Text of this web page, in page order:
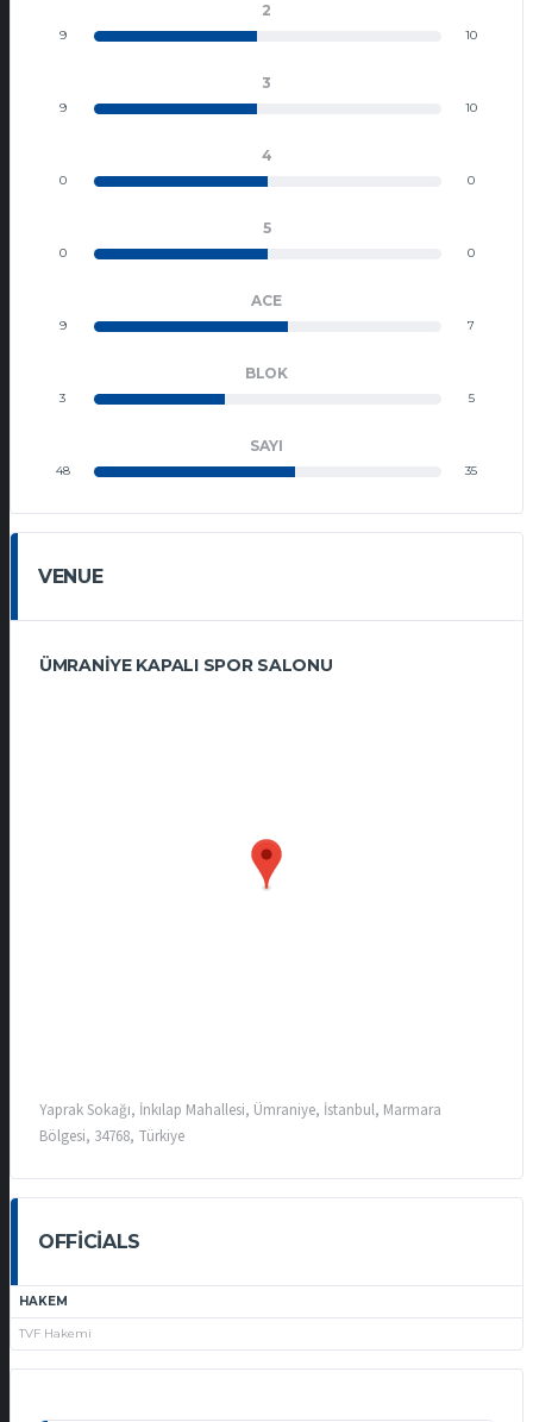
2
9 10
3
9 10
4
0 0
5
0 0
ACE
9 7
BLOK
3 5
SAYI
48 35
VENUE
ÜMRANIYE KAPALI SPOR SALONU
Yaprak Sokağı, İnkılap Mahallesi, Ümraniye, İstanbul, Marmara
Bölgesi, 34768, Türkiye
OFFICIALS
HAKEM
TVF Hakemi